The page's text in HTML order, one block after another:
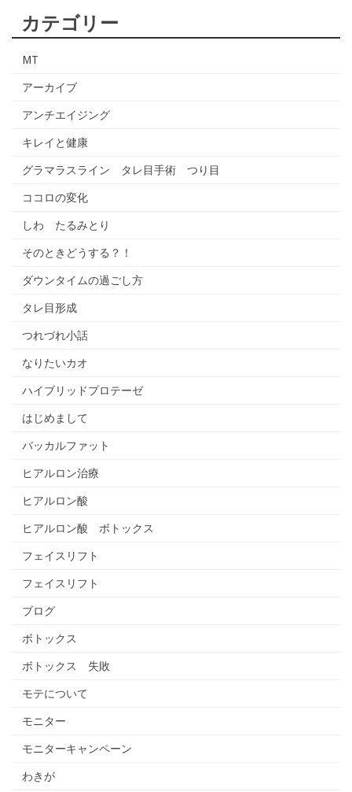
カテゴリー
MT
アーカイブ
アンチエイジング
キレイと健康
グラマラスライン タレ目手術 つり目
ココロの変化
しわ たるみとり
そのときどうする？！
ダウンタイムの過ごし方
タレ目形成
つれづれ小話
なりたいカオ
ハイブリッドプロテーゼ
はじめまして
バッカルファット
ヒアルロン治療
ヒアルロン酸
ヒアルロン酸 ボトックス
フェイスリフト
フェイスリフト
ブログ
ボトックス
ボトックス 失敗
モテについて
モニター
モニターキャンペーン
わきが